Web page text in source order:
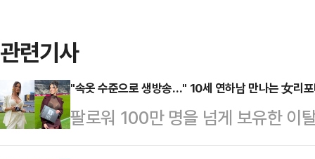
관련기사
"속옷 수준으로 생방송…" 10세 연하남 만나는 女리
팔로워 100만 명을 넘게 보유한 이
나의 과한 노출 의상이 화제의 중